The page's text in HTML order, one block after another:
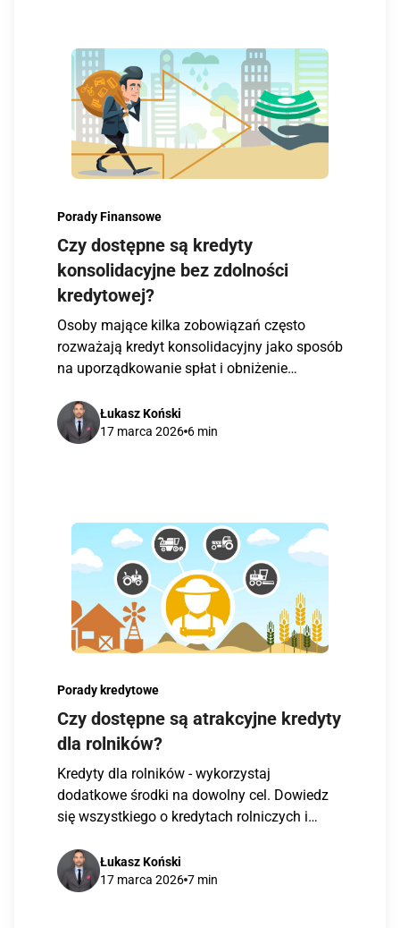
Porady Finansowe
Czy dostępne są kredyty
konsolidacyjne bez zdolności
kredytowej?
Osoby mające kilka zobowiązań często
rozważają kredyt konsolidacyjny jako sposób
na uporządkowanie spłat i obniżenie
Łukasz Koński
17 marca 2026 6 min
Porady kredytowe
Czy dostępne są atrakcyjne kredyty
dla rolników?
Kredyty dla rolników - wykorzystaj
dodatkowe środki na dowolny cel. Dowiedz
się wszystkiego o kredytach rolniczych i
Finanse w uzyskaniu kredytu rolniczego.
Łukasz Koński
17 marca 2026 7 min